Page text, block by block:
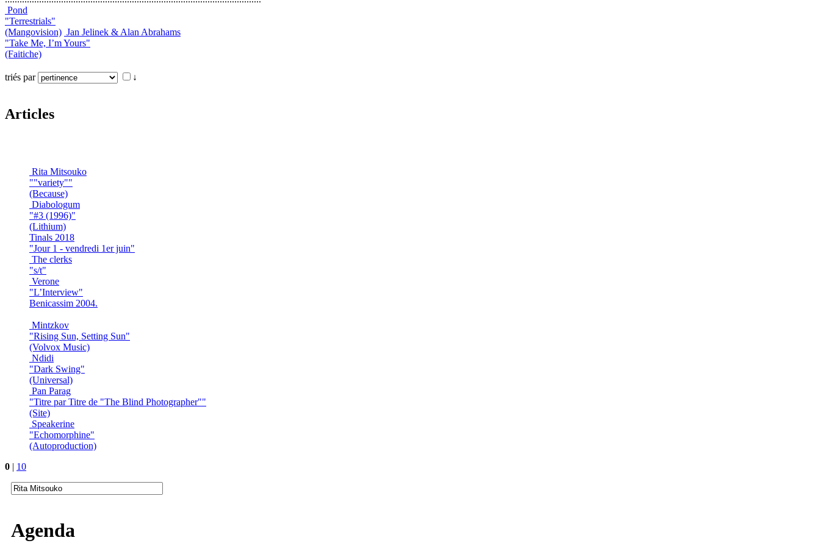
Pond
"Terrestrials"
(Mangovision) Jan Jelinek & Alan Abrahams
"Take Me, I’m Yours"
(Faitiche)
triés par ↓
Articles
Rita Mitsouko
""variety""
(Because)
Diabologum
"#3 (1996)"
(Lithium)
Tinals 2018
"Jour 1 - vendredi 1er juin"
The clerks
"s/t"
Verone
"L’Interview"
Benicassim 2004.
Mintzkov
"Rising Sun, Setting Sun"
(Volvox Music)
Ndidi
"Dark Swing"
(Universal)
Pan Parag
"Titre par Titre de "The Blind Photographer""
(Site)
Speakerine
"Echomorphine"
(Autoproduction)
0 | 10
Agenda